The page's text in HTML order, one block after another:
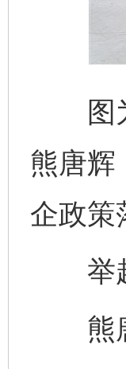
图为
熊唐辉
企政策
举起
熊唐